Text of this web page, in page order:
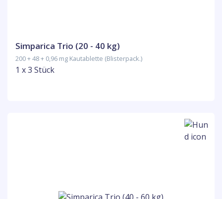
Simparica Trio (20 - 40 kg)
200 + 48 + 0,96 mg Kautablette (Blisterpack.)
1 x 3 Stück